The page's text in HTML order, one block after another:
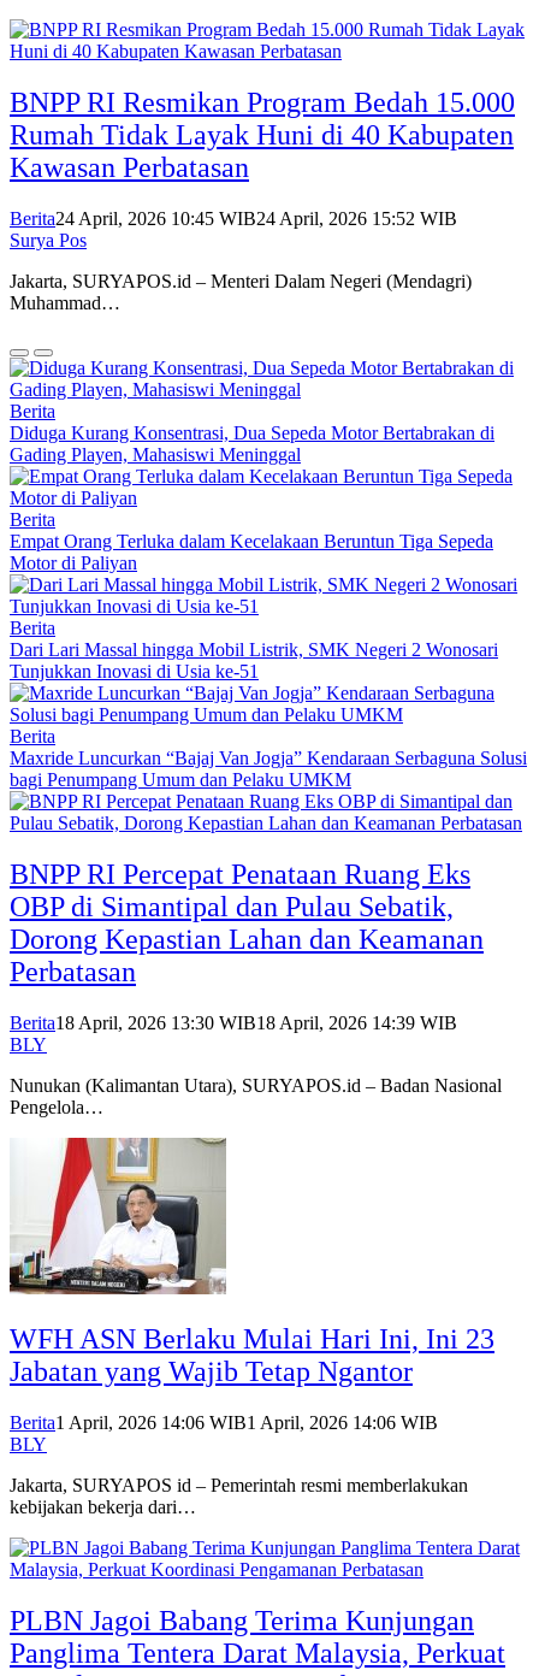
BNPP RI Resmikan Program Bedah 15.000
Rumah Tidak Layak Huni di 40 Kabupaten
Kawasan Perbatasan
Berita24 April, 2026 10:45 WIB24 April, 2026 15:52 WIB
Surya Pos
Jakarta, SURYAPOS.id – Menteri Dalam Negeri (Mendagri)
Muhammad…
Berita
Diduga Kurang Konsentrasi, Dua Sepeda Motor Bertabrakan di
Gading Playen, Mahasiswi Meninggal
Berita
Empat Orang Terluka dalam Kecelakaan Beruntun Tiga Sepeda
Motor di Paliyan
Berita
Dari Lari Massal hingga Mobil Listrik, SMK Negeri 2 Wonosari
Tunjukkan Inovasi di Usia ke-51
Berita
Maxride Luncurkan “Bajaj Van Jogja” Kendaraan Serbaguna Solusi
bagi Penumpang Umum dan Pelaku UMKM
BNPP RI Percepat Penataan Ruang Eks
OBP di Simantipal dan Pulau Sebatik,
Dorong Kepastian Lahan dan Keamanan
Perbatasan
Berita18 April, 2026 13:30 WIB18 April, 2026 14:39 WIB
BLY
Nunukan (Kalimantan Utara), SURYAPOS.id – Badan Nasional
Pengelola…
WFH ASN Berlaku Mulai Hari Ini, Ini 23
Jabatan yang Wajib Tetap Ngantor
Berita1 April, 2026 14:06 WIB1 April, 2026 14:06 WIB
BLY
Jakarta, SURYAPOS id – Pemerintah resmi memberlakukan
kebijakan bekerja dari…
PLBN Jagoi Babang Terima Kunjungan
Panglima Tentera Darat Malaysia, Perkuat